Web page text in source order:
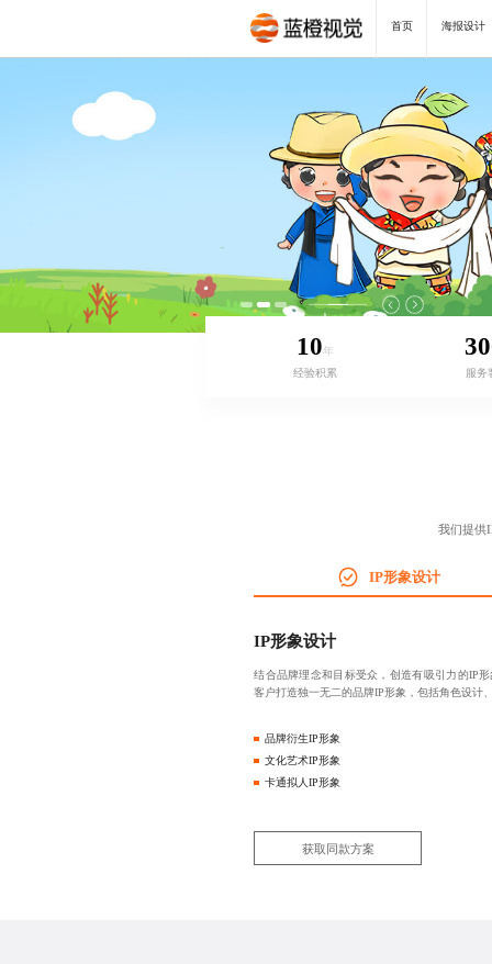
首页 海报设计
10年
经验积累
服务
我们提供
IP形象设计
IP形象设计
结合品牌理念和目标受众，创造有吸引力的IP
客户打造独一无二的品牌IP形象，包括角色设计
品牌衍生IP形象
文化艺术IP形象
卡通拟人IP形象
获取同款方案